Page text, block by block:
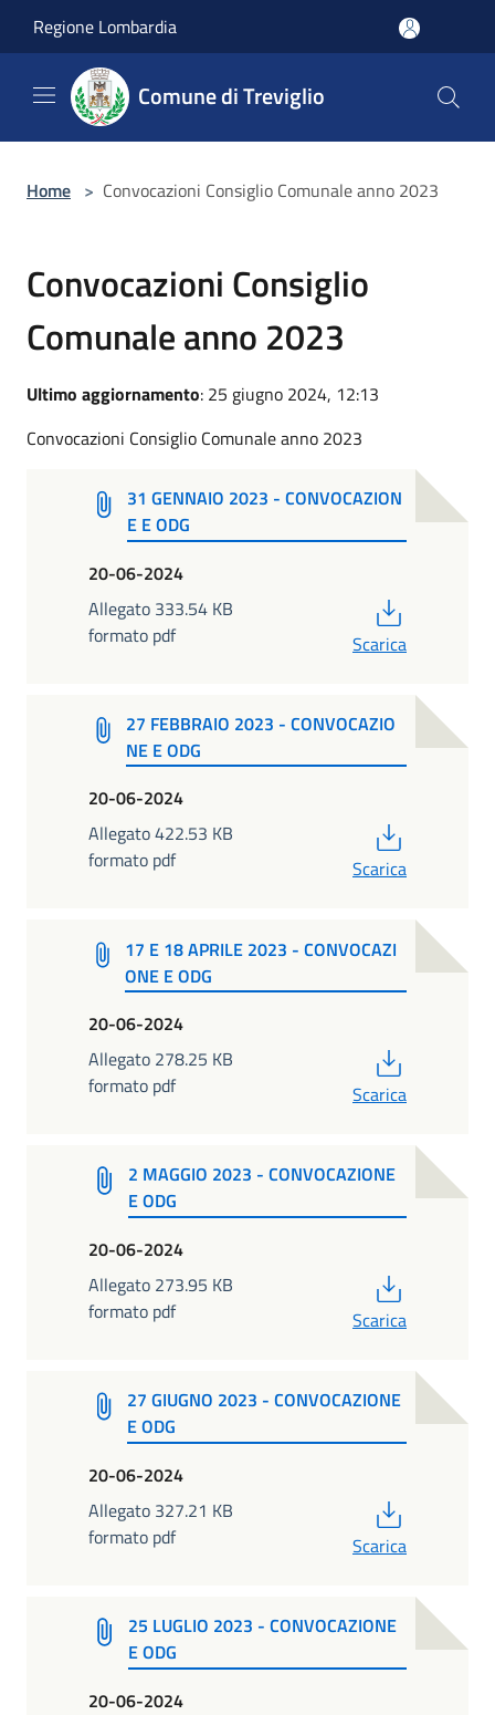
Regione Lombardia
Comune di Treviglio
Home > Convocazioni Consiglio Comunale anno 2023
Convocazioni Consiglio
Comunale anno 2023
Ultimo aggiornamento: 25 giugno 2024, 12:13
Convocazioni Consiglio Comunale anno 2023
31 GENNAIO 2023 - CONVOCAZION
E E ODG
20-06-2024
Allegato 333.54 KB
formato pdf
Scarica
27 FEBBRAIO 2023 - CONVOCAZIO
NE E ODG
20-06-2024
Allegato 422.53 KB
formato pdf
Scarica
17 E 18 APRILE 2023 - CONVOCAZI
ONE E ODG
20-06-2024
Allegato 278.25 KB
formato pdf
Scarica
2 MAGGIO 2023 - CONVOCAZIONE
E ODG
20-06-2024
Allegato 273.95 KB
formato pdf
Scarica
27 GIUGNO 2023 - CONVOCAZIONE
E ODG
20-06-2024
Allegato 327.21 KB
formato pdf
Scarica
25 LUGLIO 2023 - CONVOCAZIONE
E ODG
20-06-2024